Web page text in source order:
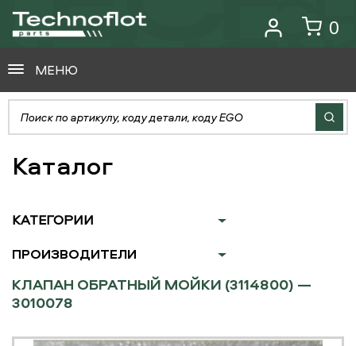
0
МЕНЮ
Каталог
КАТЕГОРИИ
ПРОИЗВОДИТЕЛИ
КЛАПАН ОБРАТНЫЙ МОЙКИ (3114800) —
3010078